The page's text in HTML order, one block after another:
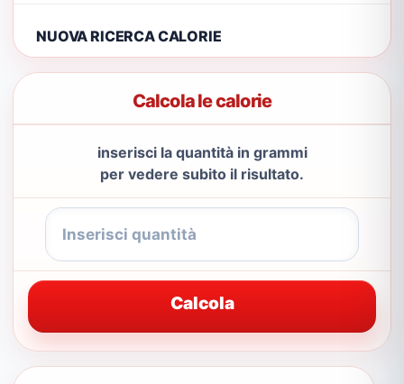
NUOVA RICERCA CALORIE
Calcola le calorie
inserisci la quantità in grammi
per vedere subito il risultato.
Calcola